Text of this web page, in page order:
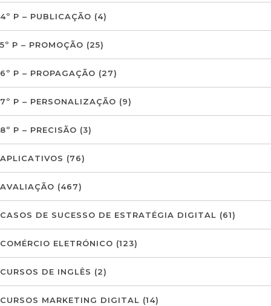
4º P – PUBLICAÇÃO (4)
5º P – PROMOÇÃO (25)
6º P – PROPAGAÇÃO (27)
7º P – PERSONALIZAÇÃO (9)
8º P – PRECISÃO (3)
APLICATIVOS (76)
AVALIAÇÃO (467)
CASOS DE SUCESSO DE ESTRATÉGIA DIGITAL (61)
COMÉRCIO ELETRÓNICO (123)
CURSOS DE INGLÊS (2)
CURSOS MARKETING DIGITAL (14)